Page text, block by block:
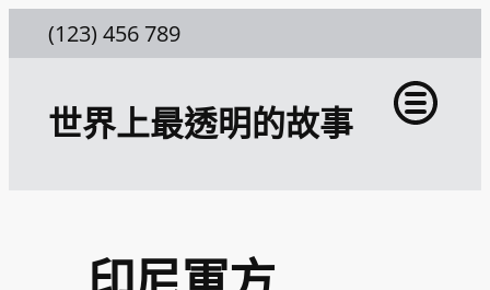
至
(123) 456 789
世界上最透明的故事